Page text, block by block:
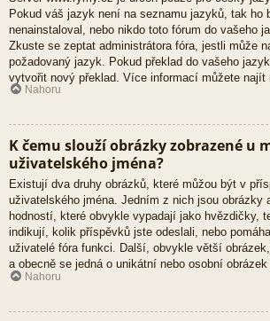
Pokud váš jazyk není na seznamu jazyků, tak ho
nenainstaloval, nebo nikdo toto fórum do vašeho
Zkuste se zeptat administrátora fóra, jestli může
požadovaný jazyk. Pokud překlad do vašeho
vytvořit nový překlad. Více informací můžete najít
Nahoru
K čemu slouží obrázky zobrazené u
uživatelského jména?
Existují dva druhy obrázků, které můžou být v
uživatelského jména. Jedním z nich jsou obrázky
hodností, které obvykle vypadají jako hvězdičky,
indikují, kolik příspěvků jste odeslali, nebo
uživatelé fóra funkci. Další, obvykle větší
a obecně se jedná o unikátní nebo osobní
Nahoru